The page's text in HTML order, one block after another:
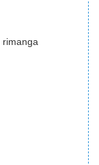
rimanga